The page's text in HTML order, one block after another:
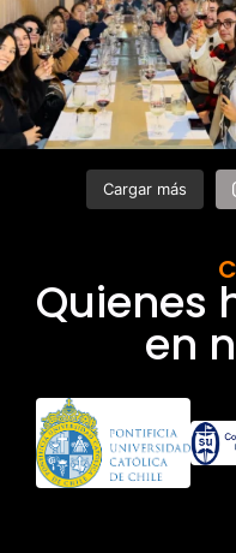
Cargar más
Quienes
en